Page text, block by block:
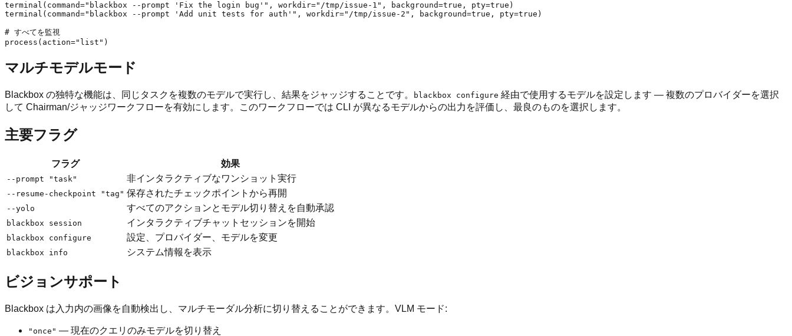
terminal(command="blackbox --prompt 'Fix the login bug'", workdir="/tmp/issue-1", background=true, pty=true)
terminal(command="blackbox --prompt 'Add unit tests for auth'", workdir="/tmp/issue-2", background=true, pty=true)
# すべてを監視
マルチモデルモード
Blackbox の独特な機能は、同じタスクを複数のモデルで実行し、結果をジャッジすることです。 blackbox configure 経由で使用するモデルを設定します — 複数のプロバイダーを選択
して Chairman/ジャッジワークフローを有効にします。このワークフローでは CLI が異なるモデルからの出力を評価し、最良のものを選択します。
主要フラグ
フラグ 効果
--prompt "task" 非インタラクティブなワンショット実行
--resume-checkpoint "tag" 保存されたチェックポイントから再開
--yolo すべてのアクションとモデル切り替えを自動承認
blackbox session インタラクティブチャットセッションを開始
blackbox configure 設定、プロバイダー、モデルを変更
blackbox info システム情報を表示
ビジョンサポート
Blackbox は入力内の画像を自動検出し、マルチモーダル分析に切り替えることができます。VLM モード:
"once" — 現在のクエリのみモデルを切り替え